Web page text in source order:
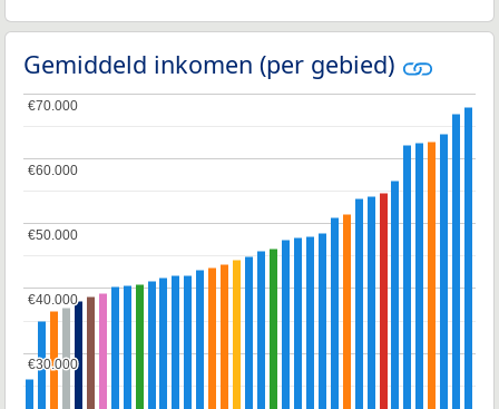
Gemiddeld inkomen (per gebied)
€30.000
€30.000
€40.000
€40.000
€50.000
€50.000
€60.000
€60.000
€70.000
€70.000